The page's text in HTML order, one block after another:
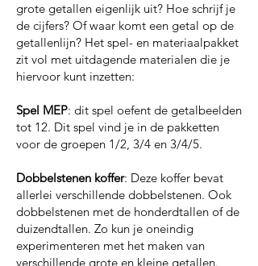
grote getallen eigenlijk uit? Hoe schrijf je
de cijfers? Of waar komt een getal op de
getallenlijn? Het spel- en materiaalpakket
zit vol met uitdagende materialen die je
hiervoor kunt inzetten:
Spel MEP: dit spel oefent de getalbeelden
tot 12. Dit spel vind je in de pakketten
voor de groepen 1/2, 3/4 en 3/4/5.
Dobbelstenen koffer: Deze koffer bevat
allerlei verschillende dobbelstenen. Ook
dobbelstenen met de honderdtallen of de
duizendtallen. Zo kun je oneindig
experimenteren met het maken van
verschillende grote en kleine getallen.